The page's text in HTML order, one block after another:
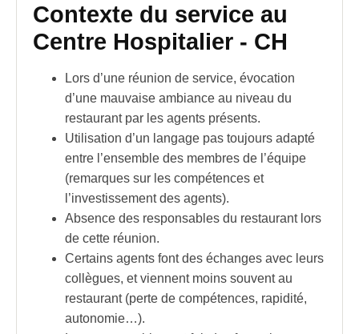
Contexte du service au
Centre Hospitalier - CH
Lors d’une réunion de service, évocation
d’une mauvaise ambiance au niveau du
restaurant par les agents présents.
Utilisation d’un langage pas toujours adapté
entre l’ensemble des membres de l’équipe
(remarques sur les compétences et
l’investissement des agents).
Absence des responsables du restaurant lors
de cette réunion.
Certains agents font des échanges avec leurs
collègues, et viennent moins souvent au
restaurant (perte de compétences, rapidité,
autonomie…).